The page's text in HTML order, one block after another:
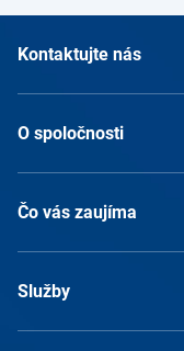
Kontaktujte nás
O spoločnosti
Čo vás zaujíma
Služby